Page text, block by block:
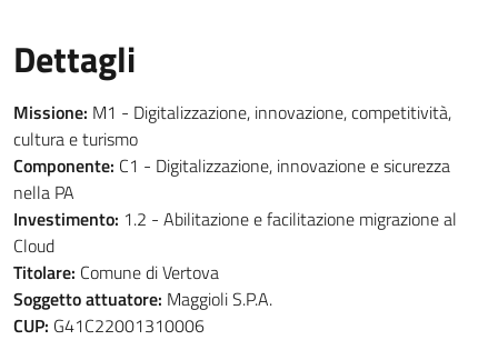
Dettagli
Missione: M1 - Digitalizzazione, innovazione, competitività,
cultura e turismo
Componente: C1 - Digitalizzazione, innovazione e sicurezza
nella PA
Investimento: 1.2 - Abilitazione e facilitazione migrazione al
Cloud
Titolare: Comune di Vertova
Soggetto attuatore: Maggioli S.P.A.
CUP: G41C22001310006